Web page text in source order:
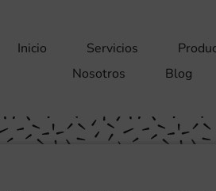
Inicio Servicios
Nosotros
Blog